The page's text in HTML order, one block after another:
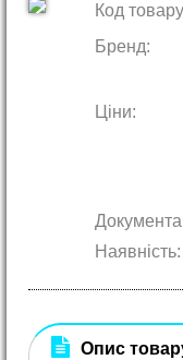
Код
Бренд:
Ціни:
Наявність:
Опис